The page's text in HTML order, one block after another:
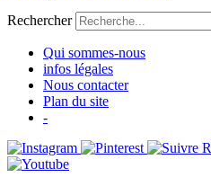
Rechercher
Qui sommes-nous
infos légales
Nous contacter
Plan du site
-